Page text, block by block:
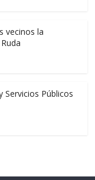
vecinos la
Servicios Públicos